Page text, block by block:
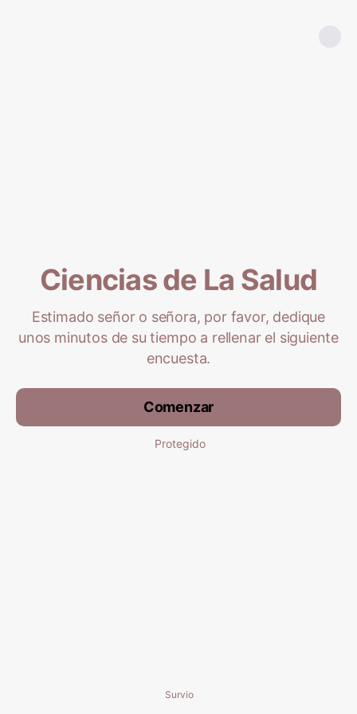
Ciencias de La Salud
Estimado señor o señora, por favor, dedique
unos minutos de su tiempo a rellenar el siguiente
encuesta.
Comenzar
Protegido
Survio